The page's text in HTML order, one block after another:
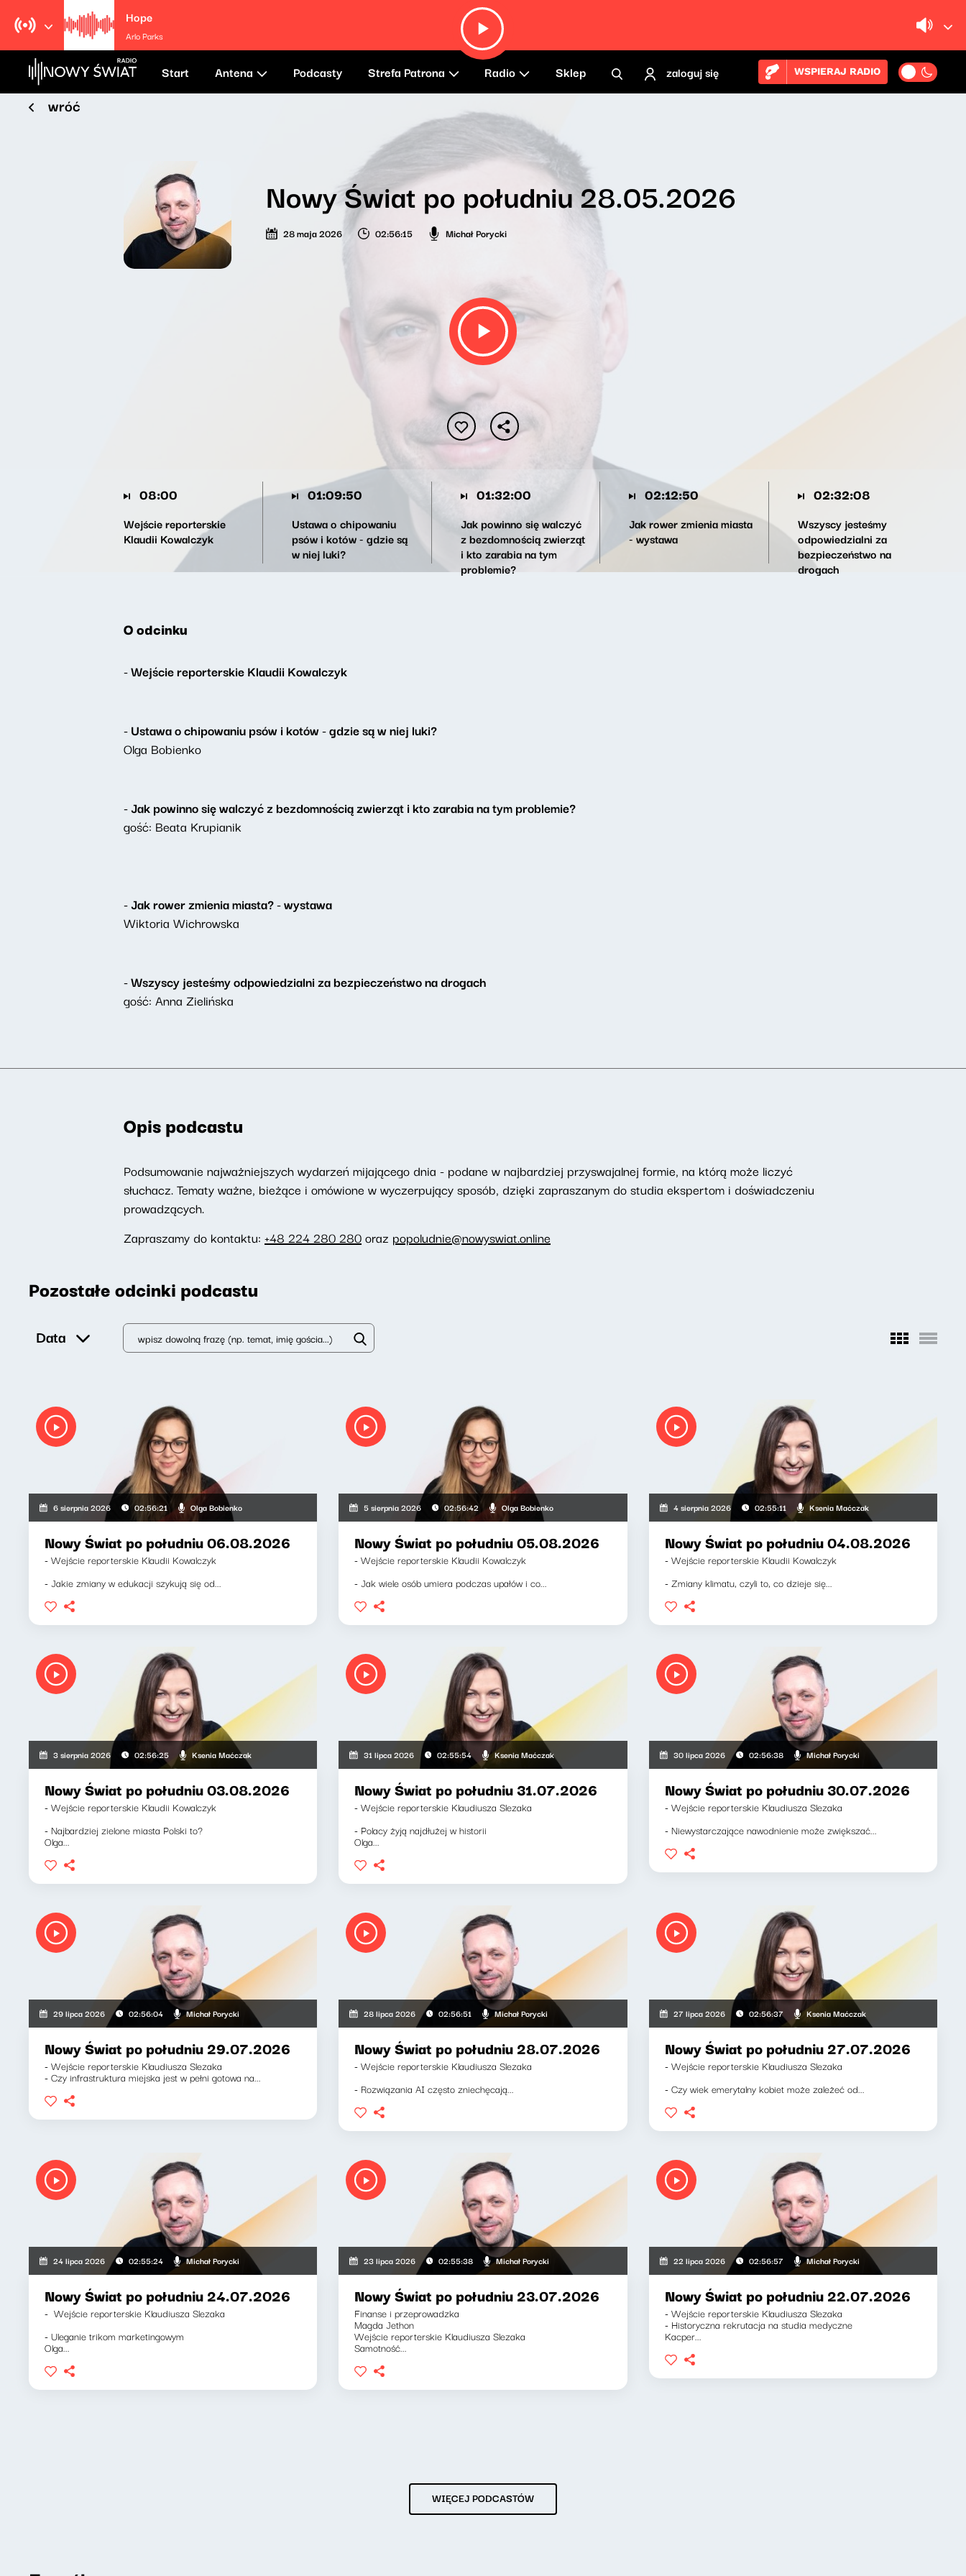
Hope
Arlo Parks
Start Antena Podcasty Strefa Patrona Radio Sklep zaloguj się WSPIERAJ RADIO
wróć
Nowy Świat po południu 28.05.2026
28 maja 2026 02:56:15 Michał Porycki
08:00
Wejście reporterskie
Klaudii Kowalczyk
01:09:50
Ustawa o chipowaniu
psów i kotów - gdzie są
w niej luki?
01:32:00
Jak powinno się walczyć
z bezdomnością zwierząt
i kto zarabia na tym
problemie?
02:12:50
Jak rower zmienia miasta
- wystawa
02:32:08
Wszyscy jesteśmy
odpowiedzialni za
bezpieczeństwo na
drogach
O odcinku
- Wejście reporterskie Klaudii Kowalczyk
- Ustawa o chipowaniu psów i kotów - gdzie są w niej luki?
Olga Bobienko
- Jak powinno się walczyć z bezdomnością zwierząt i kto zarabia na tym problemie?
gość: Beata Krupianik
- Jak rower zmienia miasta? - wystawa
Wiktoria Wichrowska
- Wszyscy jesteśmy odpowiedzialni za bezpieczeństwo na drogach
gość: Anna Zielińska
Opis podcastu
Podsumowanie najważniejszych wydarzeń mijającego dnia - podane w najbardziej przyswajalnej formie, na którą może liczyć
słuchacz. Tematy ważne, bieżące i omówione w wyczerpujący sposób, dzięki zapraszanym do studia ekspertom i doświadczeniu
prowadzących.
Zapraszamy do kontaktu: +48 224 280 280oraz popoludnie@nowyswiat.online
Pozostałe odcinki podcastu
Data
6 sierpnia 2026 02:56:21 Olga Bobienko
Nowy Świat po południu 06.08.2026
- Wejście reporterskie Klaudii Kowalczyk
- Jakie zmiany w edukacji szykują się od...
5 sierpnia 2026 02:56:42 Olga Bobienko
Nowy Świat po południu 05.08.2026
- Wejście reporterskie Klaudii Kowalczyk
- Jak wiele osób umiera podczas upałów i co...
4 sierpnia 2026 02:55:11 Ksenia Maćczak
Nowy Świat po południu 04.08.2026
- Wejście reporterskie Klaudii Kowalczyk
- Zmiany klimatu, czyli to, co dzieje się...
3 sierpnia 2026 02:56:25 Ksenia Maćczak
Nowy Świat po południu 03.08.2026
- Wejście reporterskie Klaudii Kowalczyk
- Najbardziej zielone miasta Polski to?
Olga...
31 lipca 2026 02:55:54 Ksenia Maćczak
Nowy Świat po południu 31.07.2026
- Wejście reporterskie Klaudiusza Slezaka
- Polacy żyją najdłużej w historii
Olga...
30 lipca 2026 02:56:38 Michał Porycki
Nowy Świat po południu 30.07.2026
- Wejście reporterskie Klaudiusza Slezaka
- Niewystarczające nawodnienie może zwiększać...
29 lipca 2026 02:56:04 Michał Porycki
Nowy Świat po południu 29.07.2026
- Wejście reporterskie Klaudiusza Slezaka
- Czy infrastruktura miejska jest w pełni gotowa na...
28 lipca 2026 02:56:51 Michał Porycki
Nowy Świat po południu 28.07.2026
- Wejście reporterskie Klaudiusza Slezaka
- Rozwiązania AI często zniechęcają...
27 lipca 2026 02:56:37 Ksenia Maćczak
Nowy Świat po południu 27.07.2026
- Wejście reporterskie Klaudiusza Slezaka
- Czy wiek emerytalny kobiet może zależeć od...
24 lipca 2026 02:55:24 Michał Porycki
Nowy Świat po południu 24.07.2026
- Wejście reporterskie Klaudiusza Slezaka
- Uleganie trikom marketingowym
Olga...
23 lipca 2026 02:55:38 Michał Porycki
Nowy Świat po południu 23.07.2026
Finanse i przeprowadzka
Magda Jethon
Wejście reporterskie Klaudiusza Slezaka
Samotność...
22 lipca 2026 02:56:57 Michał Porycki
Nowy Świat po południu 22.07.2026
- Wejście reporterskie Klaudiusza Slezaka
- Historyczna rekrutacja na studia medyczne
Kacper...
WIĘCEJ PODCASTÓW